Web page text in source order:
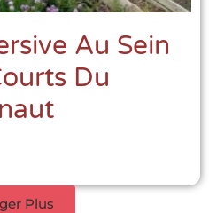
Au Sein
Du
Plus